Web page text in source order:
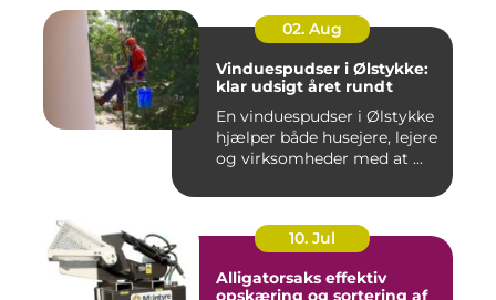
02. Aug
Vinduespudser i Ølstykke:
klar udsigt året rundt
En vinduespudser i Ølstykke
hjælper både husejere, lejere
og virksomheder med at ...
10. Jul
Alligatorsaks effektiv
opskæring og sortering af